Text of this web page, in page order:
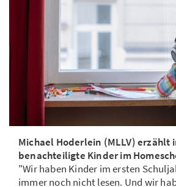
Michael Hoderlein (MLLV) erzählt
benachteiligte Kinder im
"Wir haben Kinder im ersten
immer noch nicht lesen. Und wir